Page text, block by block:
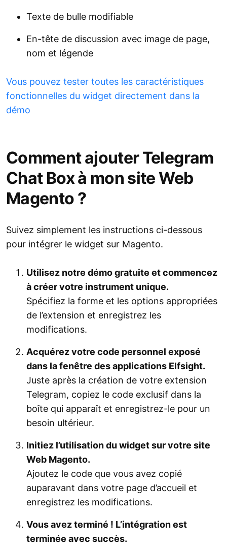
Texte de bulle modifiable
En-tête de discussion avec image de page,
nom et légende
Vous pouvez tester toutes les caractéristiques
fonctionnelles du widget directement dans la
démo
Comment ajouter Telegram
Chat Box à mon site Web
Magento ?
Suivez simplement les instructions ci-dessous
pour intégrer le widget sur Magento.
Utilisez notre démo gratuite et commencez
à créer votre instrument unique.
Spécifiez la forme et les options appropriées
de l’extension et enregistrez les
modifications.
Acquérez votre code personnel exposé
dans la fenêtre des applications Elfsight.
Juste après la création de votre extension
Telegram, copiez le code exclusif dans la
boîte qui apparaît et enregistrez-le pour un
besoin ultérieur.
Initiez l’utilisation du widget sur votre site
Web Magento.
Ajoutez le code que vous avez copié
auparavant dans votre page d’accueil et
enregistrez les modifications.
Vous avez terminé ! L’intégration est
terminée avec succès.